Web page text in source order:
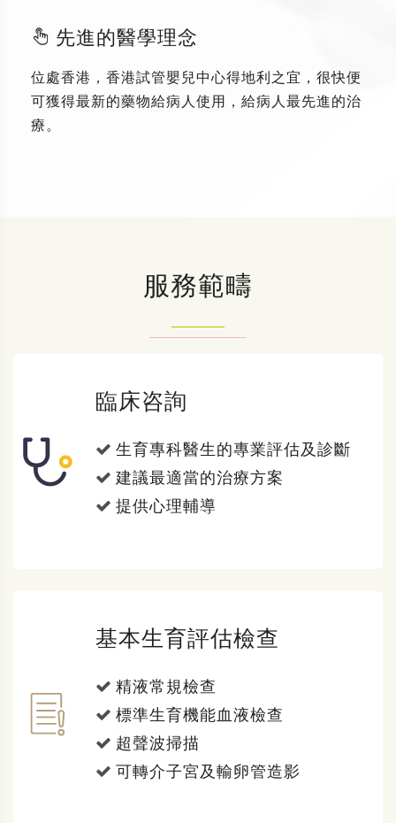
先進的醫學理念
位處香港，香港試管嬰兒中心得地利之宜，很快便
可獲得最新的藥物給病人使用，給病人最先進的治
療。
服務範疇
臨床咨詢
生育專科醫生的專業評估及診斷
建議最適當的治療方案
提供心理輔導
基本生育評估檢查
精液常規檢查
標準生育機能血液檢查
超聲波掃描
可轉介子宮及輸卵管造影